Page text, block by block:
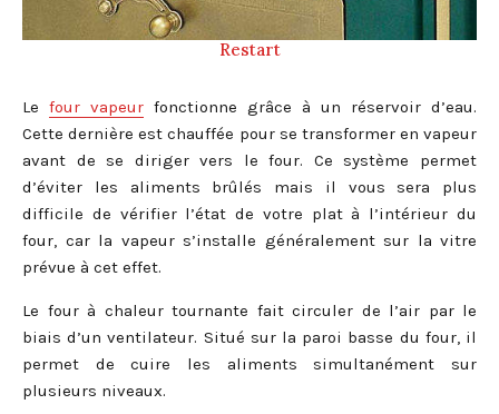
Restart
Le four vapeur fonctionne grâce à un réservoir d’eau.
Cette dernière est chauffée pour se transformer en vapeur
avant de se diriger vers le four. Ce système permet
d’éviter les aliments brûlés mais il vous sera plus
difficile de vérifier l’état de votre plat à l’intérieur du
four, car la vapeur s’installe généralement sur la vitre
prévue à cet effet.
Le four à chaleur tournante fait circuler de l’air par le
biais d’un ventilateur. Situé sur la paroi basse du four, il
permet de cuire les aliments simultanément sur
plusieurs niveaux.